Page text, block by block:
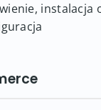
instalacja